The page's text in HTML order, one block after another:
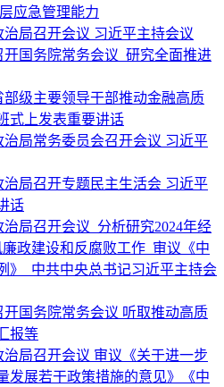
应急管理能力
治局召开会议 习近平主持会议
开国务院常务会议 研究全面推进
部级主要领导干部推动金融高质
式上发表重要讲话
治局常务委员会召开会议 习近平
治局召开专题民主生活会 习近平
话
治局召开会议 分析研究2024年经
政建设和反腐败工作 审议《中
》 中共中央总书记习近平主持会
开国务院常务会议 听取推动高质
报等
治局召开会议 审议《关于进一步
发展若干政策措施的意见》《中